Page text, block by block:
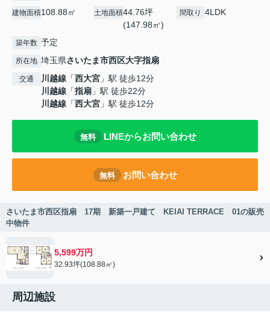
建物面積108.88㎡ 土地面積44.76坪
(147.98㎡)
間取り 4LDK
築年数 予定
所在地 埼玉県さいたま市西区大字指扇
交通 川越線 「西大宮 」駅 徒歩12分
川越線 「指扇 」駅 徒歩22分
川越線 「西大宮 」駅 徒歩12分
無料 LINEからお問い合わせ
無料 お問い合わせ
さいたま市西区指扇 17期 新築一戸建て KEIAI TERRACE 01の販売
中物件
5,599万円
32.93坪(108.88㎡)
周辺施設